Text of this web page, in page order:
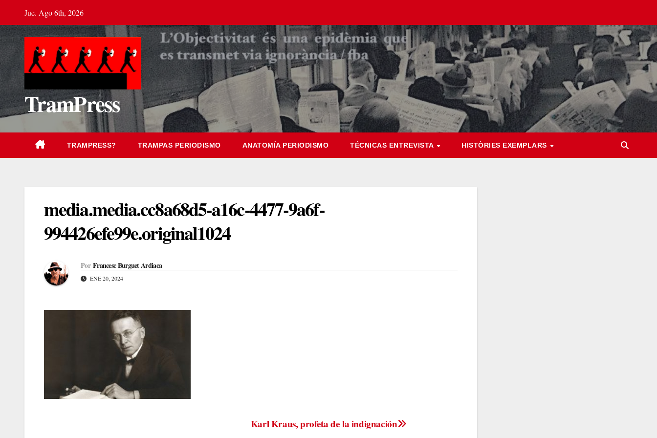
contenido
Jue. Ago 6th, 2026
TramPress
TRAMPRESS? TRAMPAS PERIODISMO ANATOMÍA PERIODISMO TÉCNICAS ENTREVISTA HISTÒRIES EXEMPLARS
media.media.cc8a68d5-a16c-4477-9a6f-
994426efe99e.original1024
Por Francesc Burguet Ardiaca
ENE 20, 2024
Karl Kraus, profeta de la indignación